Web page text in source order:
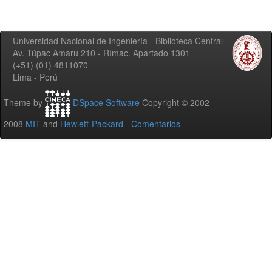
Universidad Nacional de Ingeniería - Biblioteca Central
Av. Túpac Amaru 210 - Rímac. Apartado 1301
(+51) (01) 4811070
Lima - Perú
Theme by DSpace Software Copyright © 2002-
2008 MIT and Hewlett-Packard - Comentarios